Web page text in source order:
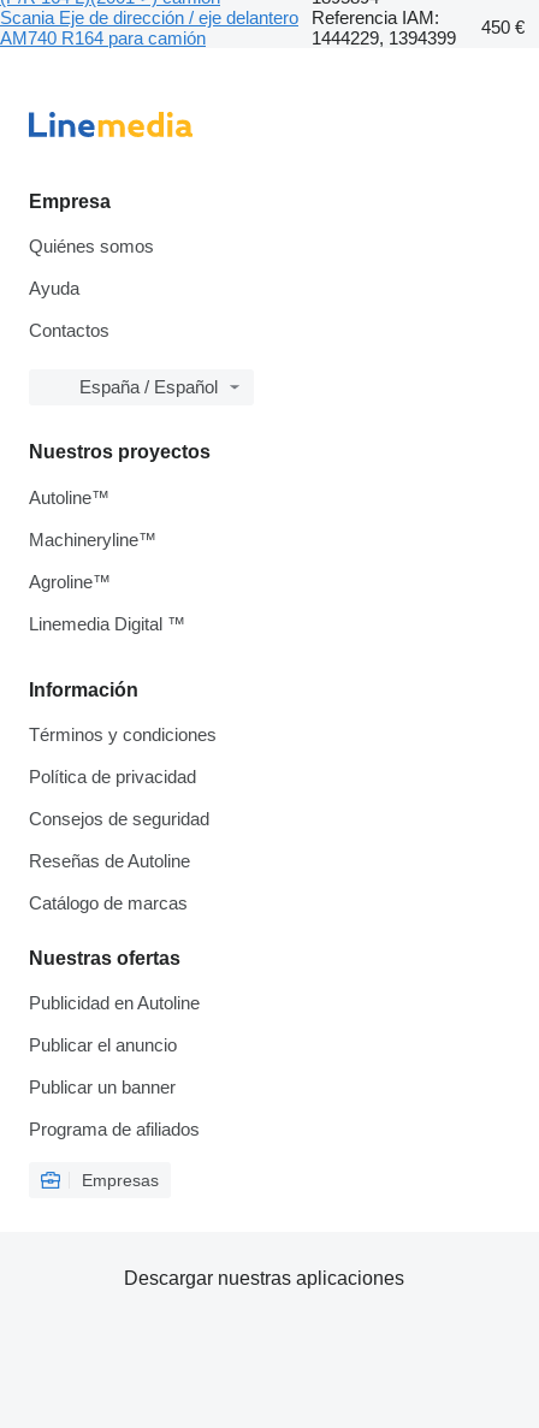
Scania Eje de dirección / eje delantero
AM740 R164 para camión
Referencia IAM:
1444229, 1394399
450 €
Empresa
Quiénes somos
Ayuda
Contactos
España / Español
Información
Términos y condiciones
Política de privacidad
Consejos de seguridad
Reseñas de Autoline
Catálogo de marcas
Nuestras ofertas
Publicidad en Autoline
Publicar el anuncio
Publicar un banner
Programa de afiliados
Empresas
Nuestros proyectos
Autoline™
Machineryline™
Agroline™
Linemedia Digital ™
Descargar nuestras aplicaciones